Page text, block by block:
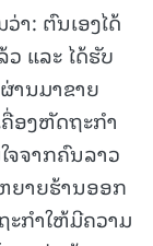
າ: ຕົນເອງໄດ້
ແລະ ໄດ້ຮັບ
ານມາຂາຍ
ອງຫັດຖະກໍາ
ຈາກຄົນລາວ
ຍາຍຮ້ານອອກ
ະກໍາໃຫ້ມີຄວາມ